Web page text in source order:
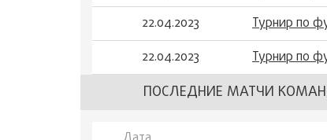
22.04.2023
Турнир по
22.04.2023
Турнир по
ПОСЛЕДНИЕ МАТЧИ